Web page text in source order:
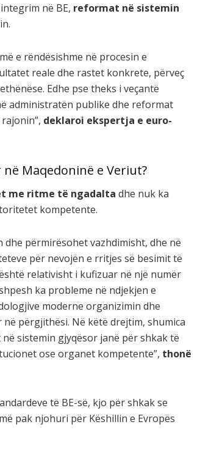
në BE, reformat në sistemin
e rëndësishme në procesin e
reale dhe rastet konkrete, përveç
Edhe pse theks i veçantë
administratën publike dhe reformat
deklaroi ekspertja e euro-
Maqedoninë e Veriut?
me ritme të ngadalta dhe nuk ka
kompetente.
përmirësohet vazhdimisht, dhe në
për nevojën e rritjes së besimit të
relativisht i kufizuar në një numër
ka probleme në ndjekjen e
moderne organizimin dhe
përgjithësi. Në këtë drejtim, shumica
sistemin gjyqësor janë për shkak të
ose organet kompetente”, thonë
të BE-së, kjo për shkak se
pak njohuri për Këshillin e Evropës